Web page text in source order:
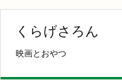
くらげさろん
映画とおやつ